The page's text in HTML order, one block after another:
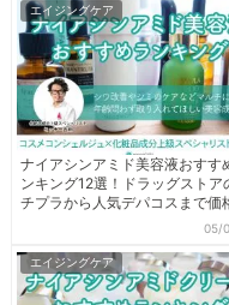
エイジングケア
05/
ナイアシンアミド美容液おすす
ンキング12選！ドラッグストア
チプラから人気デパコスまで価
エイジングケア